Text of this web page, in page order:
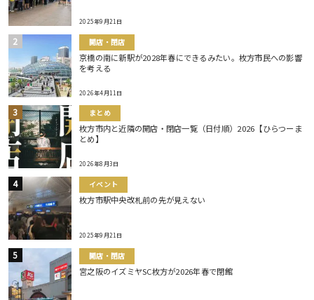
2025年9月21日
開店・閉店
京橋の南に新駅が2028年春にできるみたい。枚方市民への影響
を考える
2026年4月11日
まとめ
枚方市内と近隣の開店・閉店一覧（日付順）2026【ひらつーま
とめ】
2026年8月3日
イベント
枚方市駅中央改札前の先が見えない
2025年9月21日
開店・閉店
宮之阪のイズミヤSC枚方が2026年春で閉館